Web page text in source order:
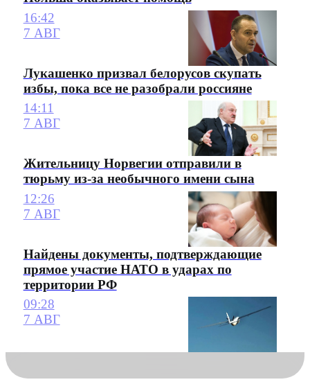
16:42
7 АВГ
Лукашенко призвал белорусов скупать
избы, пока все не разобрали россияне
14:11
7 АВГ
Жительницу Норвегии отправили в
тюрьму из-за необычного имени сына
12:26
7 АВГ
Найдены документы, подтверждающие
прямое участие НАТО в ударах по
территории РФ
09:28
7 АВГ